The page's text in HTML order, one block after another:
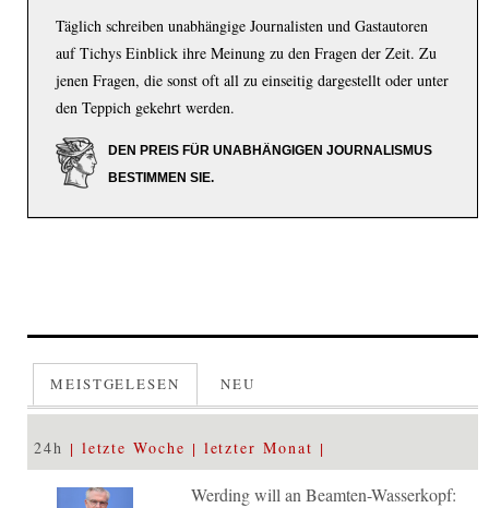
Täglich schreiben unabhängige Journalisten und Gastautoren
auf Tichys Einblick ihre Meinung zu den Fragen der Zeit. Zu
jenen Fragen, die sonst oft all zu einseitig dargestellt oder unter
den Teppich gekehrt werden.
DEN PREIS FÜR UNABHÄNGIGEN JOURNALISMUS
BESTIMMEN SIE.
MEISTGELESEN NEU
24h letzte Woche letzter Monat
Werding will an Beamten-Wasserkopf: